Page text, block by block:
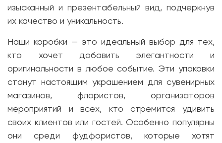
изысканный и презентабельный вид, подчеркнув
их качество и уникальность.
Наши коробки — это идеальный выбор для тех,
кто хочет добавить элегантности и
оригинальности в любое событие. Эти упаковки
станут настоящим украшением для сувенирных
магазинов, флористов, организаторов
мероприятий и всех, кто стремится удивить
своих клиентов или гостей. Особенно популярны
они среди фудфористов, которые хотят